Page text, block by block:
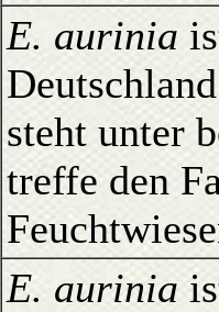
E. aurinia
steht unter
treffe den
E. aurinia